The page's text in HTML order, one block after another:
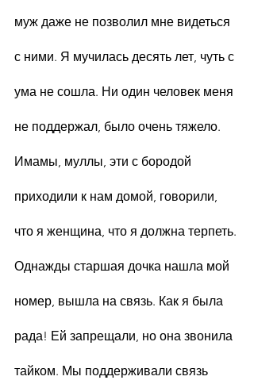
муж даже не позволил мне видеться
с ними. Я мучилась десять лет, чуть с
ума не сошла. Ни один человек меня
не поддержал, было очень тяжело.
Имамы, муллы, эти с бородой
приходили к нам домой, говорили,
что я женщина, что я должна терпеть.
Однажды старшая дочка нашла мой
номер, вышла на связь. Как я была
рада! Ей запрещали, но она звонила
тайком. Мы поддерживали связь